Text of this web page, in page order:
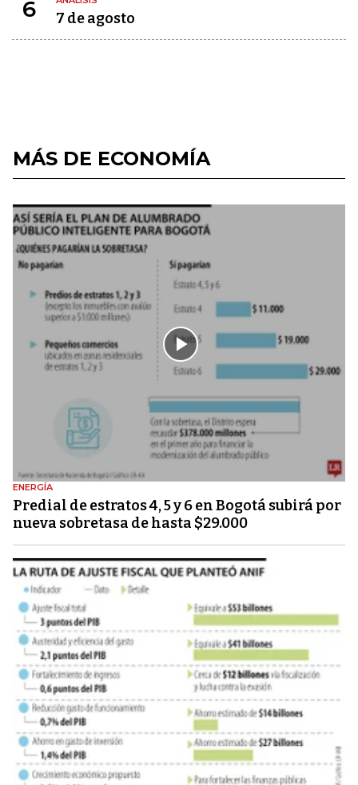
6 7 de agosto
MÁS DE ECONOMÍA
ENERGÍA
Predial de estratos 4, 5 y 6 en Bogotá subirá por
nueva sobretasa de hasta $29.000